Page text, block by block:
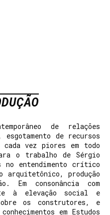
de relações
esgotamento de recursos
cada vez piores em todo
o trabalho de Sérgio
no entendimento crítico
arquitetônico, produção
Em consonância com
à elevação social e
os construtores, e
em Estudos